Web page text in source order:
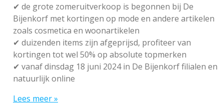
✔ de grote zomeruitverkoop is begonnen bij De
Bijenkorf met kortingen op mode en andere artikelen
zoals cosmetica en woonartikelen
✔ duizenden items zijn afgeprijsd, profiteer van
kortingen tot wel 50% op absolute topmerken
✔ vanaf dinsdag 18 juni 2024 in De Bijenkorf filialen en
natuurlijk online
Lees meer »